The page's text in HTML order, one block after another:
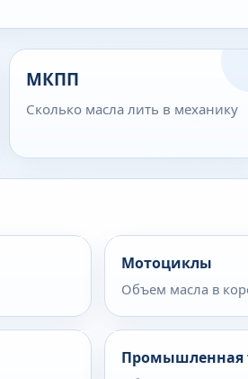
МКПП
Сколько масла лить в механику
Мотоциклы
Объем масла в
Промышленная